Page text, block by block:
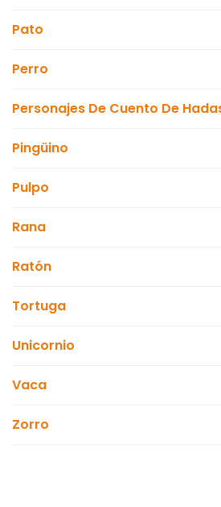
Pato
Perro
Personajes De Cuento De
Pingüino
Pulpo
Rana
Ratón
Tortuga
Unicornio
Vaca
Zorro